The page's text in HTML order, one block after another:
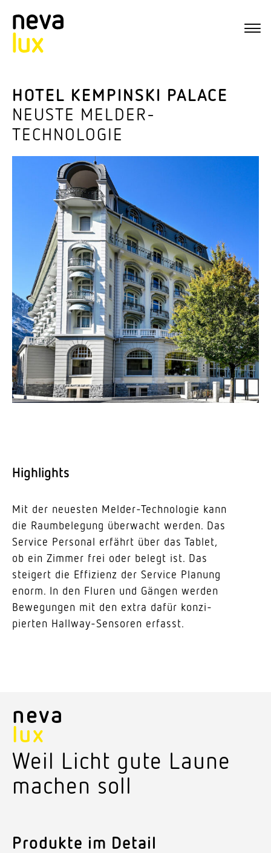
HOTEL KEMPINSKI PALACE
NEUSTE MELDER-
TECHNOLOGIE
High­lights
Mit der neuesten Melder-Tech­no­logie kann
die Raum­be­legung über­wacht werden. Das
Service Personal erfährt über das Tablet,
ob ein Zimmer frei oder belegt ist. Das
steigert die Effi­zienz der Service Planung
enorm. In den Fluren und Gängen werden
Bewe­gungen mit den extra dafür konzi­
pierten Hallway-Sensoren erfasst.
neva
lux
Weil Licht gute Laune
machen soll
Produkte im Detail